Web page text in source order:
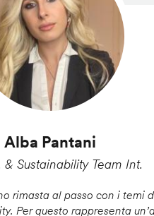
Alba Pantani
& Sustainability Team Int.
rimasta al passo con i temi
Per questo rappresenta